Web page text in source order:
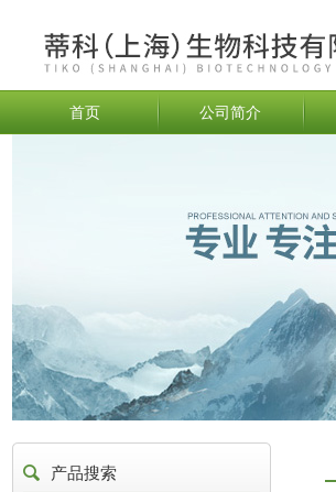
首页 公司简介
产品搜索